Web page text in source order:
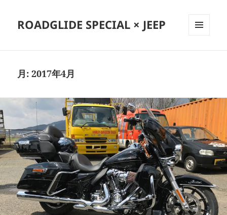
ROADGLIDE SPECIAL × JEEP
月:2017年4月